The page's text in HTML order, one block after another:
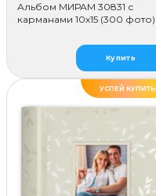
Альбом МИРАМ 30831 с
карманами 10x15 (300 фото)
Купить
УСПЕЙ КУПИТЬ